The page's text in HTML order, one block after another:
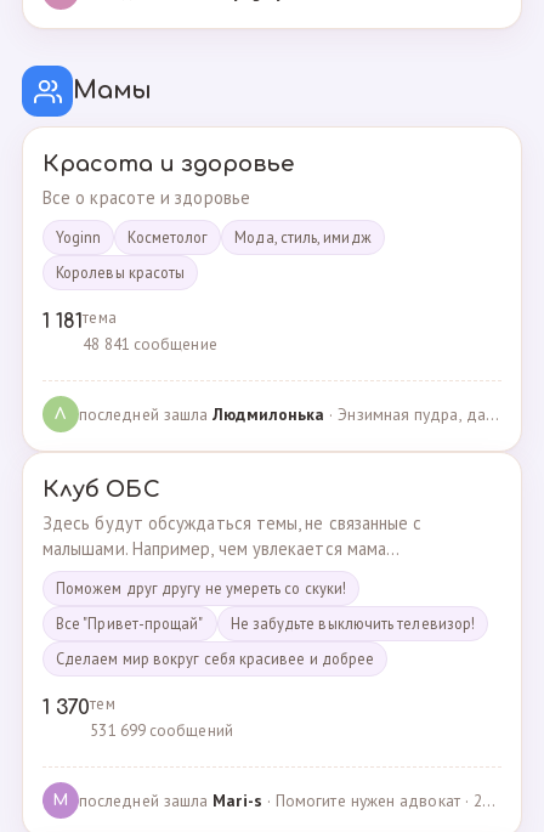
Мамы
Красота и здоровье
Все о красоте и здоровье
Yoginn Косметолог
Мода, стиль, имидж
Королевы красоты
1 181тема
48 841 сообщение
Л последней зашлаЛюдмилонькa · Энзимная пудра, да или нет? · 29.06.2025
Клуб ОБС
Здесь будут обсуждаться темы, не связанные с
малышами. Например, чем увлекается мама...
Поможем друг другу не умереть со скуки!
Все "Привет-прощай"
Не забудьте выключить телевизор!
Сделаем мир вокруг себя красивее и добрее
1 370тем
531 699 сообщений
M последней зашла Mari-s · Помогите нужен адвокат · 24.04.2025